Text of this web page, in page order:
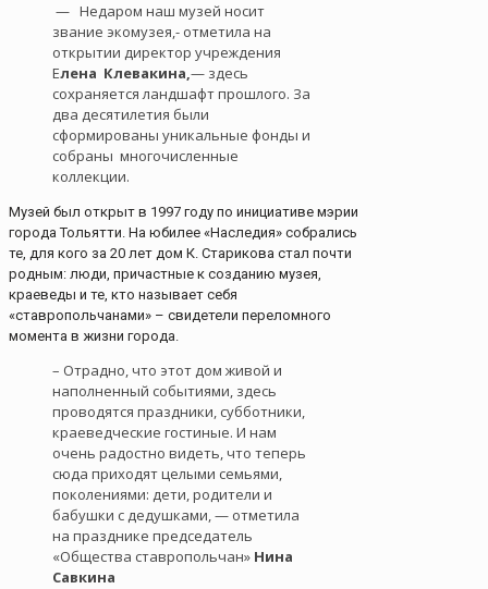
— Недаром наш музей носит
звание экомузея,- отметила на
открытии директор учреждения
Елена Клевакина,— здесь
сохраняется ландшафт прошлого. За
два десятилетия были
сформированы уникальные фонды и
собраны многочисленные
коллекции.
Музей был открыт в 1997 году по инициативе мэрии
города Тольятти. На юбилее «Наследия» собрались
те, для кого за 20 лет дом К. Старикова стал почти
родным: люди, причастные к созданию музея,
краеведы и те, кто называет себя
«ставропольчанами» – свидетели переломного
момента в жизни города.
– Отрадно, что этот дом живой и
наполненный событиями, здесь
проводятся праздники, субботники,
краеведческие гостиные. И нам
очень радостно видеть, что теперь
сюда приходят целыми семьями,
поколениями: дети, родители и
бабушки с дедушками, — отметила
на празднике председатель
«Общества ставропольчан» Нина
Савкина